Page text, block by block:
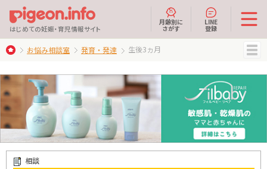
はじめての妊娠・育児情報サイト
月齢別に
さがす
LINE
登録
お悩み相談室 発育・発達 生後3ヵ月
相談